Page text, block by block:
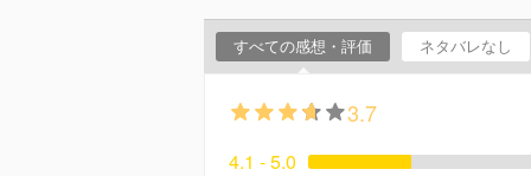
すべての感想・評価 ネタバレなし
3.7
4.1 - 5.0